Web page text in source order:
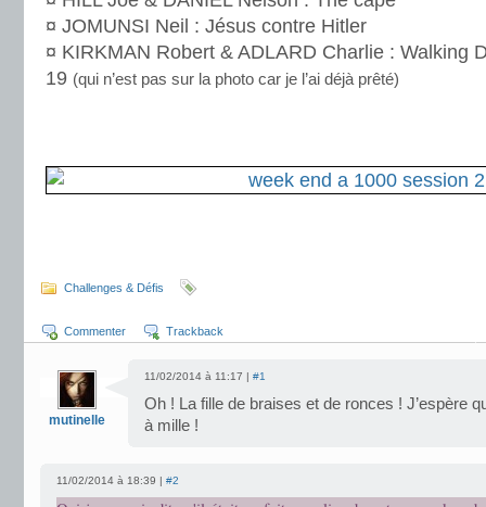
¤ JOMUNSI Neil : Jésus contre Hitler
¤ KIRKMAN Robert & ADLARD Charlie : Walking
19 (qui n’est pas sur la photo car je l’ai déjà prêté)
Challenges & Défis
Commenter Trackback
mutinelle
11/02/2014 à 11:17 | #1
Oh ! La fille de braises et de ronces ! J’espère
à mille !
11/02/2014 à 18:39 | #2